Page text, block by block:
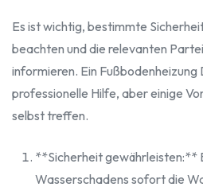
Es ist wichtig, bestimmte
beachten und die relevanten
informieren. Ein
professionelle Hilfe, aber einige
selbst treffen.
**Sicherheit gewährleisten:**
Wasserschadens sofort die